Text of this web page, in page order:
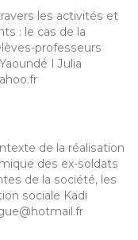
les activités et
: le cas de la
professeurs
I Julia
de la réalisation
des ex-soldats
de la société, les
sociale Kadi